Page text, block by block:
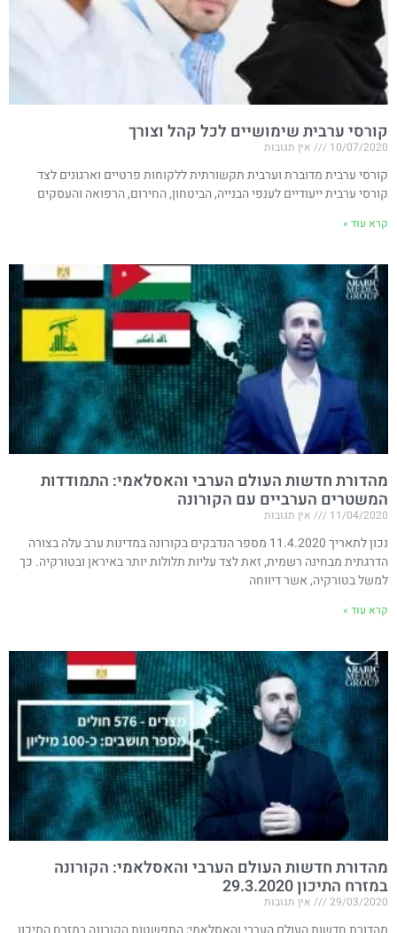
קורסי ערבית שימושיים לכל קהל וצורך
10/07/2020 אין תגובות
קורסי ערבית מדוברת וערבית תקשורתית ללקוחות פרטיים וארגונים לצד
קורסי ערבית ייעודיים לענפי הבנייה, הביטחון, החירום, הרפואה והעסקים
קרא עוד »
מהדורת חדשות העולם הערבי והאסלאמי: התמודדות
המשטרים הערביים עם הקורונה
11/04/2020 אין תגובות
נכון לתאריך 11.4.2020 מספר הנדבקים בקורונה במדינות ערב עלה בצורה
הדרגתית מבחינה רשמית, זאת לצד עליות תלולות יותר באיראן ובטורקיה. כך
למשל בטורקיה, אשר דיווחה
קרא עוד »
מהדורת חדשות העולם הערבי והאסלאמי: הקורונה
במזרח התיכון 29.3.2020
29/03/2020 אין תגובות